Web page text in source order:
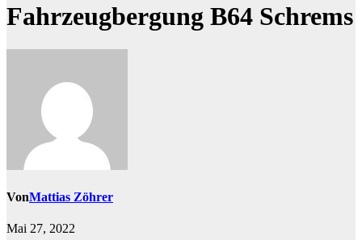
Fahrzeugbergung B64 Schrems
VonMattias Zöhrer
Mai 27, 2022